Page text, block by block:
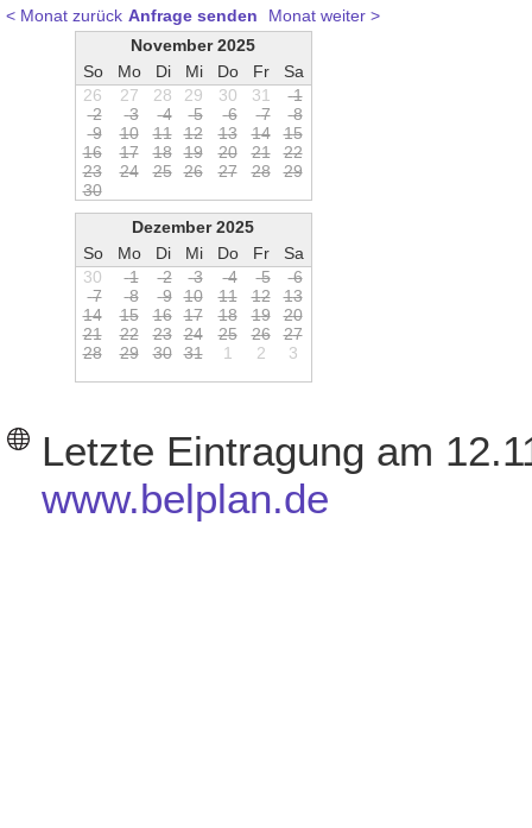
< Monat zurück Anfrage senden
Monat weiter >
November 2025
So
Mo Di Mi Do Fr
Sa
26
27 28 29 30 31
1
2
3 4 5 6 7
8
9
10 11 12 13 14 15
16 17 18 19 20 21 22
23 24 25 26 27 28 29
30
Dezember 2025
So
Mo Di Mi Do Fr
Sa
30
1 2 3 4 5
6
7
8 9 10 11 12 13
14 15 16 17 18 19 20
21 22 23 24 25 26 27
28 29 30 31 1 2 3
Letzte Eintragung am
www.belplan.de